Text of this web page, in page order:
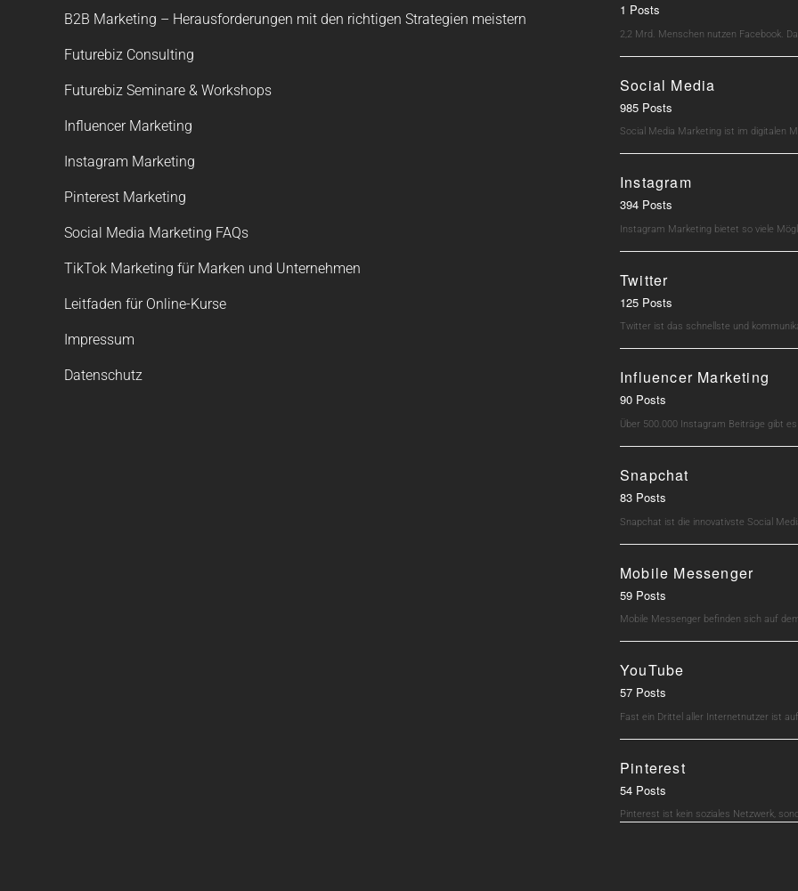
B2B Marketing – Herausforderungen mit den richtigen Strategien meistern
Futurebiz Consulting
Futurebiz Seminare & Workshops
Influencer Marketing
Instagram Marketing
Pinterest Marketing
Social Media Marketing FAQs
TikTok Marketing für Marken und Unternehmen
Leitfaden für Online-Kurse
Impressum
Datenschutz
1 Posts
2,2 Mrd. Menschen nutzen Facebook.
Social Media
985 Posts
Social Media Marketing ist im digitalen
Instagram
394 Posts
Instagram Marketing bietet so viele
Twitter
125 Posts
Twitter ist das schnellste und
Influencer Marketing
90 Posts
Über 500.000 Instagram Beiträge gibt
Snapchat
83 Posts
Snapchat ist die innovativste Social
Mobile Messenger
59 Posts
Mobile Messenger befinden sich auf
YouTube
57 Posts
Fast ein Drittel aller Internetnutzer ist
Pinterest
54 Posts
Pinterest ist kein soziales Netzwerk,